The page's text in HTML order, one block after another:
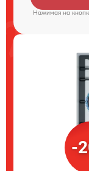
Нажимая на
-